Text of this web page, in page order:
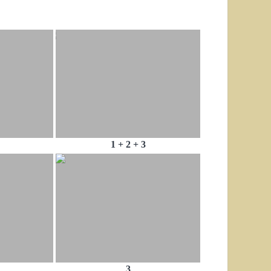
1 + 2 + 3
3